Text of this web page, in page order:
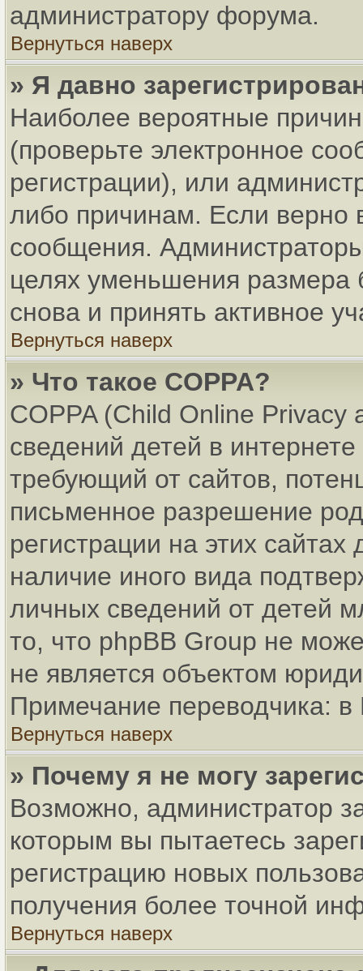
администратору форума.
Вернуться наверх
» Я давно
Наиболее вероятные
(проверьте электронное
регистрации), или
либо причинам. Если верно
сообщения.
целях уменьшения размера
снова и принять активное
Вернуться наверх
» Что такое COPPA?
COPPA (Child Online
сведений детей в
требующий от сайтов,
письменное разрешение
регистрации на этих
наличие иного вида
личных сведений от детей
то, что phpBB Group не
не является объектом
Примечание переводчика:
Вернуться наверх
» Почему я не могу
Возможно, администратор
которым вы пытаетесь
регистрацию новых
получения более точной
Вернуться наверх